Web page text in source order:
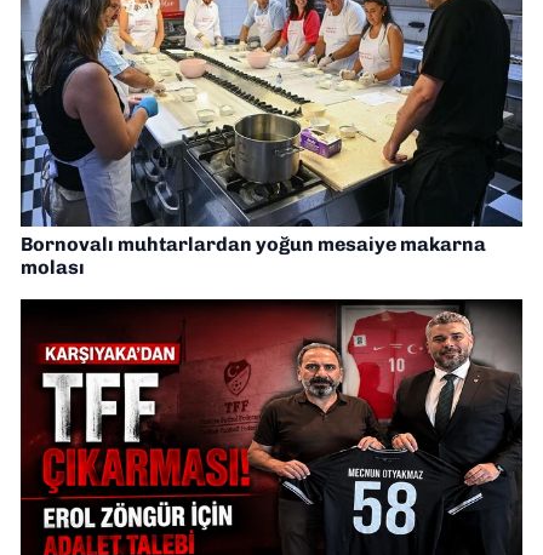
Bornovalı muhtarlardan yoğun mesaiye makarna
molası